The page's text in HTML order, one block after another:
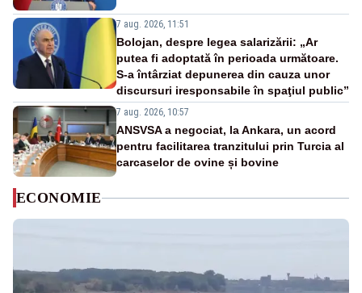
7 aug. 2026, 11:51
Bolojan, despre legea salarizării: „Ar
putea fi adoptată în perioada următoare.
S-a întârziat depunerea din cauza unor
discursuri iresponsabile în spaţiul public”
7 aug. 2026, 10:57
ANSVSA a negociat, la Ankara, un acord
pentru facilitarea tranzitului prin Turcia al
carcaselor de ovine și bovine
ECONOMIE